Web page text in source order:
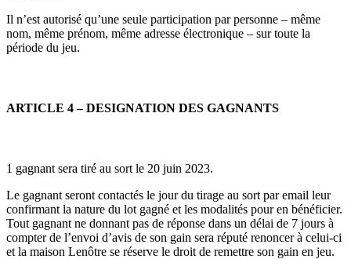
Il n’est autorisé qu’une seule participation par personne – même
nom, même prénom, même adresse électronique – sur toute la
période du jeu.
ARTICLE 4 – DESIGNATION DES GAGNANTS
1 gagnant sera tiré au sort le 20 juin 2023.
Le gagnant seront contactés le jour du tirage au sort par email leur
confirmant la nature du lot gagné et les modalités pour en bénéficier.
Tout gagnant ne donnant pas de réponse dans un délai de 7 jours à
compter de l’envoi d’avis de son gain sera réputé renoncer à celui-ci
et la maison Lenôtre se réserve le droit de remettre son gain en jeu.